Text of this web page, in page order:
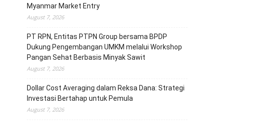
Myanmar Market Entry
August 7, 2026
PT RPN, Entitas PTPN Group bersama BPDP
Dukung Pengembangan UMKM melalui Workshop
Pangan Sehat Berbasis Minyak Sawit
August 7, 2026
Dollar Cost Averaging dalam Reksa Dana: Strategi
Investasi Bertahap untuk Pemula
August 7, 2026